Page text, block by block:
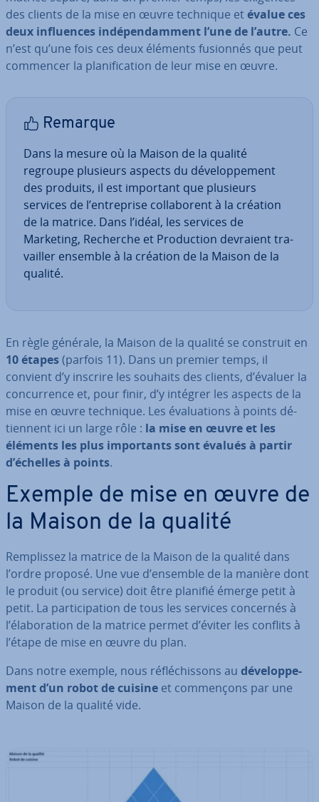
des clients de la mise en œuvre technique etévalue ces
deux in­fluences in­dé­pen­dam­ment l’une de l’autre. Ce
n’est qu’une fois ces deux éléments fusionnés que peut
commencer la pla­ni­fi­ca­tion de leur mise en œuvre.
Remarque
Dans la mesure où la Maison de la qualité
regroupe plusieurs aspects du dé­ve­lop­pe­ment
des produits, il est important que plusieurs
services de l’en­tre­prise col­la­bo­rent à la création
de la matrice. Dans l’idéal, les services de
Marketing, Recherche et Pro­duc­tion devraient tra­
vail­ler ensemble à la création de la Maison de la
qualité.
En règle générale, la Maison de la qualité se construit en
10 étapes(parfois 11). Dans un premier temps, il
convient d’y inscrire les souhaits des clients, d’évaluer la
con­cur­rence et, pour finir, d’y intégrer les aspects de la
mise en œuvre technique. Les éva­lua­tions à points dé­
tien­nent ici un large rôle : la mise en œuvre et les
éléments les plus im­por­tants sont évalués à partir
d’échelles à points.
Exemple de mise en œuvre de
la Maison de la qualité
Rem­plis­sez la matrice de la Maison de la qualité dans
l’ordre proposé. Une vue d’ensemble de la manière dont
le produit (ou service) doit être planifié émerge petit à
petit. La par­ti­ci­pa­tion de tous les services concernés à
l’éla­bo­ra­tion de la matrice permet d’éviter les conflits à
l’étape de mise en œuvre du plan.
Dans notre exemple, nous ré­flé­chis­sons au dé­ve­lop­pe­
ment d’un robot de cuisine et com­men­çons par une
Maison de la qualité vide.